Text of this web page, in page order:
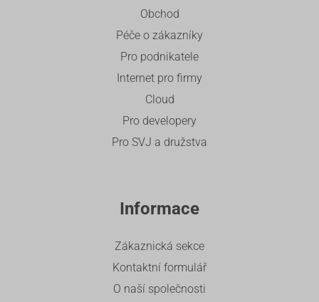
Obchod
Péče o zákazníky
Pro podnikatele
Internet pro firmy
Cloud
Pro developery
Pro SVJ a družstva
Informace
Zákaznická sekce
Kontaktní formulář
O naší společnosti